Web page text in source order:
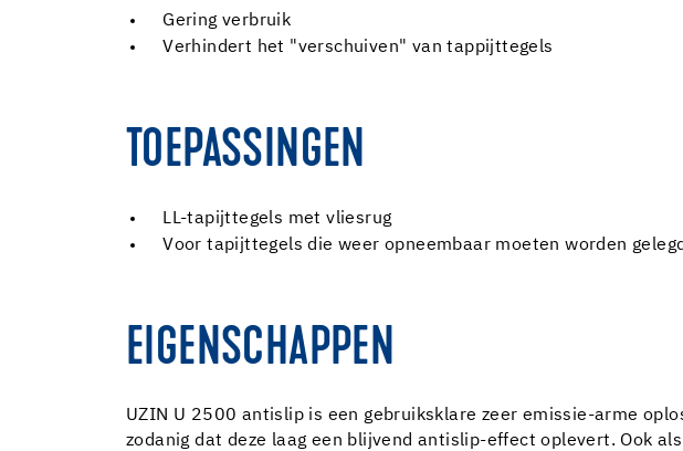
Gering verbruik
Verhindert het "verschuiven" van tappijttegels
TOEPASSINGEN
LL-tapijttegels met vliesrug
Voor tapijttegels die weer opneembaar moeten worden gelegd
EIGENSCHAPPEN
UZIN U 2500 antislip is een gebruiksklare zeer emissie-arme
zodanig dat deze laag een blijvend antislip-effect oplevert. Ook